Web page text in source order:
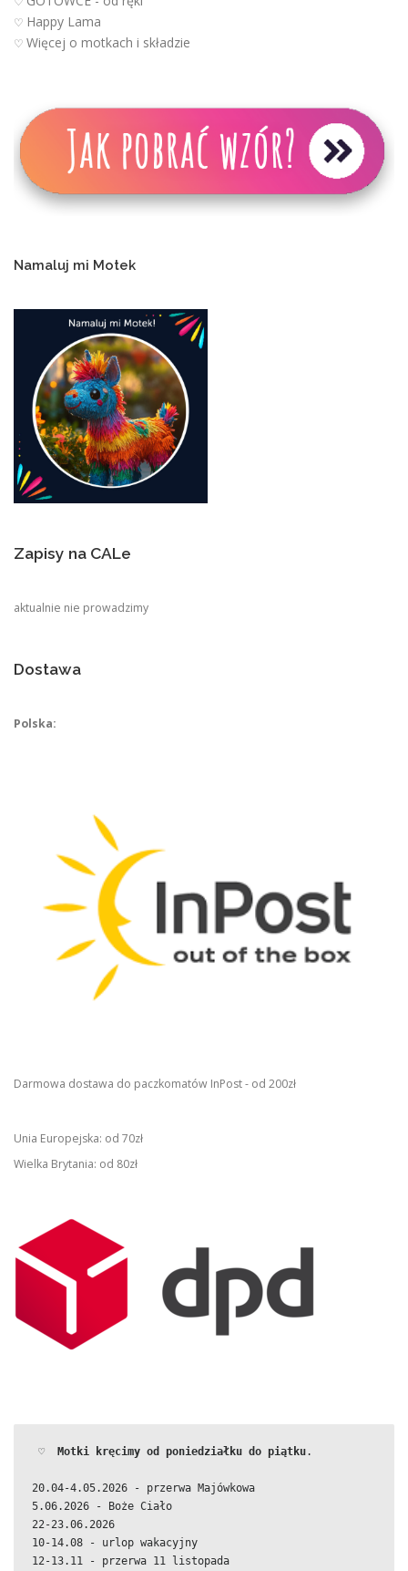
♡ Happy Lama
♡ Więcej o motkach i składzie
Namaluj mi Motek
Zapisy na CALe
aktualnie nie prowadzimy
Dostawa
Polska:
Darmowa dostawa do paczkomatów InPost - od 200zł
Unia Europejska: od 70zł
Wielka Brytania: od 80zł
♡ Motki kręcimy od poniedziałku do piątku.
20.04-4.05.2026 - przerwa Majówkowa
5.06.2026 - Boże Ciało
22-23.06.2026
10-14.08 - urlop wakacyjny
12-13.11 - przerwa 11 listopada